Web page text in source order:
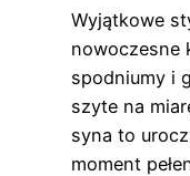
Wyjątkowe
nowoczesne
spodniumy i
szyte na
syna to
moment